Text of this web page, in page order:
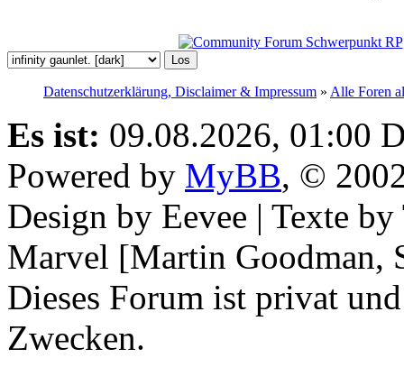
Datenschutzerklärung, Disclaimer & Impressum » Alle Foren
Es ist: 09.08.2026, 01:00
Powered by MyBB, ©
Design by Eevee | Texte
Marvel [Martin Goodman,
Dieses Forum ist privat
Zwecken.